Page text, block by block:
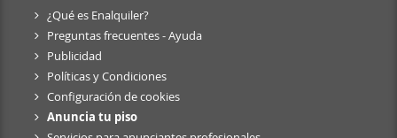
¿Qué es Enalquiler?
Preguntas frecuentes - Ayuda
Publicidad
Políticas y Condiciones
Configuración de cookies
Anuncia tu piso